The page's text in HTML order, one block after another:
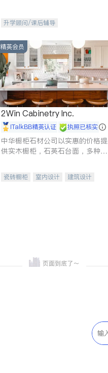
升学顾问/课后辅导
精英会员
2Win Cabinetry Inc.
iTalkBB精英认证 执照已核实
中华橱柜石材公司以实惠的价格提
供实木橱柜，石英石台面，多种优
机。品质厨房，家的选择。
瓷砖橱柜 室内设计
建筑设计